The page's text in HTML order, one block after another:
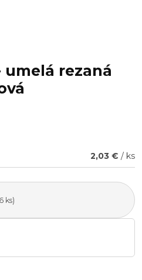
umelá rezaná
2,03 € / ks
ks)